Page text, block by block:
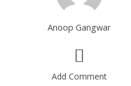
Anoop Gangwar
Add Comment